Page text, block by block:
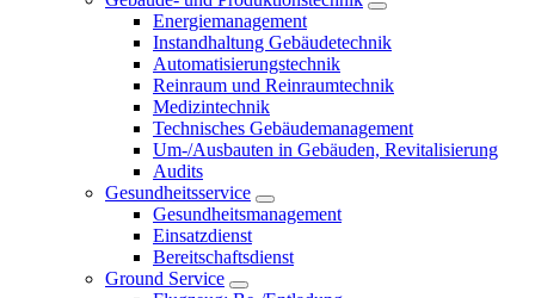
Energiemanagement
Instandhaltung Gebäudetechnik
Automatisierungstechnik
Reinraum und Reinraumtechnik
Medizintechnik
Technisches Gebäudemanagement
Um-/Ausbauten in Gebäuden, Revitalisierung
Audits
Gesundheitsservice
Gesundheitsmanagement
Einsatzdienst
Bereitschaftsdienst
Ground Service